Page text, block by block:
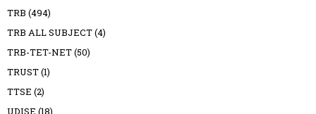
TRB (494)
TRB ALL SUBJECT(4)
TRB-TET-NET(50)
TRUST(1)
TTSE (2)
UDISE (18)